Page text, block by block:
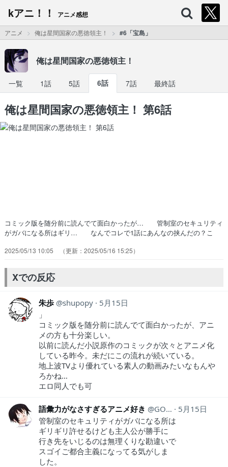
kアニ！！ アニメ感想
アニメ 俺は星間国家の悪徳領主！ #6「宝島」
俺は星間国家の悪徳領主！
一覧 1話 5話 6話 7話 最終話
俺は星間国家の悪徳領主！ 第6話
コミック版を随分前に読んでて面白かったが… 管制室のセキュリティ
がガバになる所はギリ… なんでコレで1話にあんなの挟んだの？こ
けた宝島？？リアムの思い付き… この師匠の不幸は美味しく無いんだ
は過ぎれど飯うまし』第5話『Aラン… しょうもないだけの作品かと
思ったら楽しく… リアムの性格が原作と違い過ぎるんだ。かっ…
2025/05/13 10:05 2025/05/16 15:25
Xでの反応
朱歩 shupopy
5月15日
」
コミック版を随分前に読んでて面白かったが、アニ
メの方も十分楽しい。
以前に読んだ小説原作のコミックが次々とアニメ化
している昨今。未だにこの流れが続いている。
地上波TVより優れている素人の動画みたいなもんや
ろかね…
エロ同人でも可
語彙力がなさすぎるアニメ好き GOINASHI2025
5月15日
管制室のセキュリティがガバになる所は
ギリギリ許せるけども主人公が勝手に
行き先をいじるのは無理くりな勘違いで
スゴイご都合主義になってる気がしま
した。